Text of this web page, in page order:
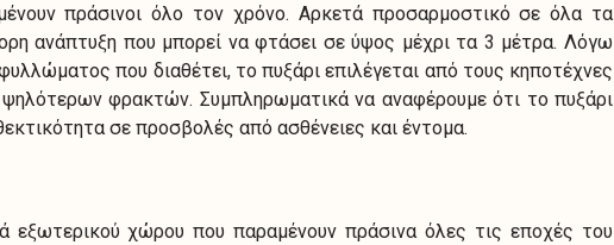
πράσινοι όλο τον χρόνο. Αρκετά προσαρμοστικό σε όλα τα
ανάπτυξη που μπορεί να φτάσει σε ύψος μέχρι τα 3 μέτρα. Λόγω
που διαθέτει, το πυξάρι επιλέγεται από τους κηποτέχνες
φρακτών. Συμπληρωματικά να αναφέρουμε ότι το πυξάρι
σε προσβολές από ασθένειες και έντομα.
εξωτερικού χώρου που παραμένουν πράσινα όλες τις εποχές του